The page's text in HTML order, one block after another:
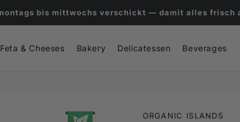
Gratisversand ab €119 · 5% auf deine erste Bestellung
Feta & Cheeses Bakery Delicatessen Beverages
ORGANIC ISLANDS